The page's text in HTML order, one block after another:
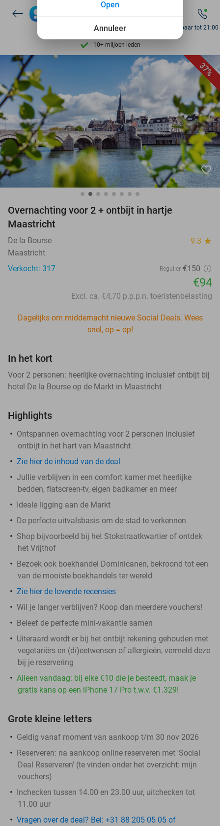
9,4 op basis van206.226 reviews
Ontdek 15.000+ deals
7 dagen per week beschikbaar
10+ miljoen leden
Bereikbaar tot 21:00
37%
favorite_border
Overnachting voor 2 + ontbijt in hartje
Maastricht
De la Bourse 9.3 star
Maastricht
Verkocht: 317
Regulier €150
€94
Excl. ca. €4,70 p.p.p.n. toeristenbelasting
Dagelijks om middernacht nieuwe Social Deals. Wees
snel, op = op!
In het kort
Voor 2 personen: heerlijke overnachting inclusief ontbijt bij
hotel De la Bourse op de Markt in Maastricht
Highlights
Ontspannen overnachting voor 2 personen inclusief
ontbijt in het hart van Maastricht
Zie hier de inhoud van de deal
Jullie verblijven in een comfort kamer met heerlijke
bedden, flatscreen-tv, eigen badkamer en meer
Ideale ligging aan de Markt
De perfecte uitvalsbasis om de stad te verkennen
Shop bijvoorbeeld bij het Stokstraatkwartier of ontdek
het Vrijthof
Bezoek ook boekhandel Dominicanen, bekroond tot een
van de mooiste boekhandels ter wereld
Zie hier de lovende recensies
Wil je langer verblijven? Koop dan meerdere vouchers!
Beleef de perfecte mini-vakantie samen
Uiteraard wordt er bij het ontbijt rekening gehouden met
vegetariërs en (di)eetwensen of allergieën, vermeld deze
bij je reservering
Alleen vandaag: bij elke €10 die je besteedt, maak je
gratis kans op een iPhone 17 Pro t.w.v. €1.329!
Grote kleine letters
Geldig vanaf moment van aankoop t/m 30 nov 2026
Reserveren: na aankoop online reserveren met 'Social
Deal Reserveren' (te vinden onder het overzicht: mijn
vouchers)
Inchecken tussen 14.00 en 23.00 uur, uitchecken tot
11.00 uur
Vragen over de deal? Bel: +31 88 205 05 05 of
Annuleer
Open